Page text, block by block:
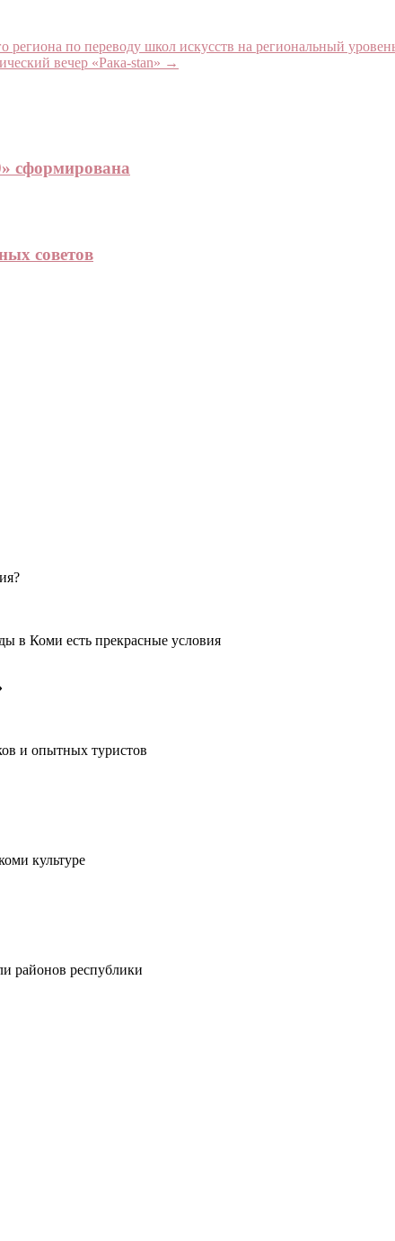
региона по переводу школ искусств на региональный
вечер «Рака-stan» →
сформирована
советов
в Коми есть прекрасные условия
и опытных туристов
культуре
районов республики